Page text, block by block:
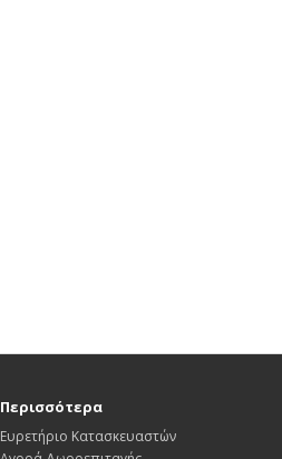
Περισσότερα
Ευρετήριο Κατασκευαστών